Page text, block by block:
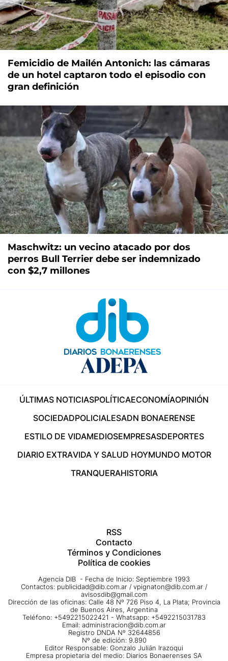
Femicidio de Mailén Antonich: las cámaras
de un hotel captaron todo el episodio con
gran definición
Maschwitz: un vecino atacado por dos
perros Bull Terrier debe ser indemnizado
con $2,7 millones
ÚLTIMAS NOTICIASPOLÍTICAECONOMÍAOPINIÓN
SOCIEDADPOLICIALESADN BONAERENSE
ESTILO DE VIDAMEDIOSEMPRESASDEPORTES
DIARIO EXTRAVIDA Y SALUD HOYMUNDO MOTOR
TRANQUERAHISTORIA
RSS
Contacto
Términos y Condiciones
Política de cookies
Agencia DIB - Fecha de Inicio: Septiembre 1993
Contactos: publicidad@dib.com.ar / vpignaton@dib.com.ar /
avisosdib@gmail.com
Dirección de las oficinas: Calle 48 Nº 726 Piso 4, La Plata; Provincia
de Buenos Aires, Argentina
Teléfono: +5492215022421 - Whatsapp: +5492215031783
Email: administracion@dib.com.ar
Registro DNDA Nº 32644856
Nº de edición: 9.890
Editor Responsable: Gonzalo Julián Irazoqui
Empresa propietaria del medio: Diarios Bonaerenses SA